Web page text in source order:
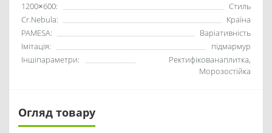
1200×600:
Стиль
Cr.Nebula:
Країна
PAMESA:
Варіативність
Імітація:
підмармур
Іншіпараметри:
Ректифікованаплитка,
Морозостійка
Огляд товару